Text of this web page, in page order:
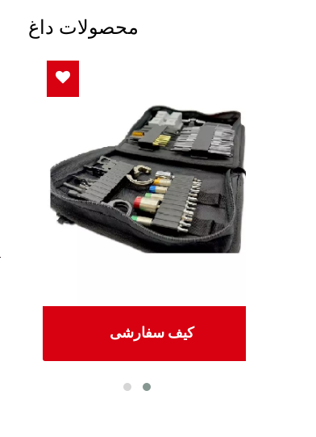
محصولات داغ
کیف سفارشی